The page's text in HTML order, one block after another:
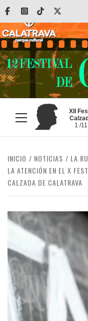
Saltar
contenido
FacebookInstagram
Tiktok
Menú
principal
XII
1 /
INICIO NOTICIAS
LA
LA ATENCIÓN EN EL X
CALZADA DE CALATRAVA